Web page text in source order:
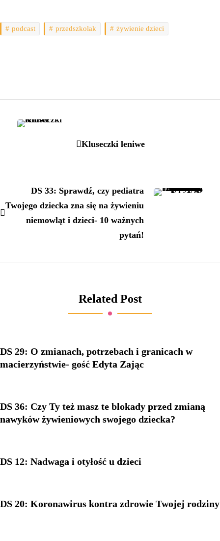
podcast przedszkolak żywienie dzieci
Kluseczki leniwe
DS 33: Sprawdź, czy pediatra
Twojego dziecka zna się na żywieniu
niemowląt i dzieci- 10 ważnych
pytań!
Related Post
DS 29: O zmianach, potrzebach i granicach w
macierzyństwie- gość Edyta Zając
DS 36: Czy Ty też masz te blokady przed zmianą
nawyków żywieniowych swojego dziecka?
DS 12: Nadwaga i otyłość u dzieci
DS 20: Koronawirus kontra zdrowie Twojej rodziny